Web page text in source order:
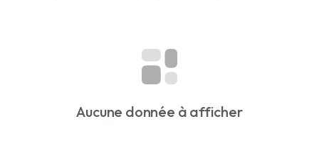
Aucune donnée à afficher